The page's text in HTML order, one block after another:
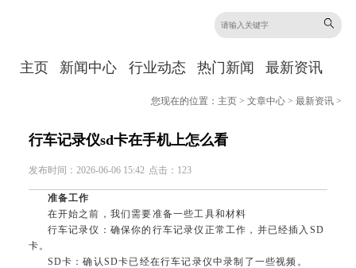
主页 新闻中心 行业动态 热门新闻 最新资讯
您现在的位置： 主页 >文章中心 >最新资讯 >
行车记录仪sd卡在手机上怎么看
发布时间：2026-06-06 15:42 点击：123
准备工作
在开始之前，我们需要准备一些工具和材料
行车记录仪：确保你的行车记录仪正常工作，并已经插入SD
卡。
SD卡：确认SD卡已经在行车记录仪中录制了一些视频。